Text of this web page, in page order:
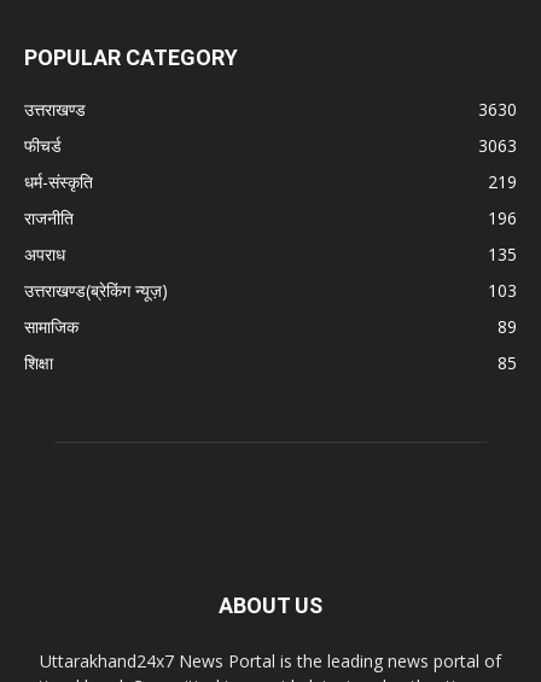
POPULAR CATEGORY
उत्तराखण्ड
3630
फीचर्ड
3063
धर्म-संस्कृति
219
राजनीति
196
अपराध
135
उत्तराखण्ड(ब्रेकिंग न्यूज़)
103
सामाजिक
89
शिक्षा
85
ABOUT US
Uttarakhand24x7 News Portal is the leading news portal of